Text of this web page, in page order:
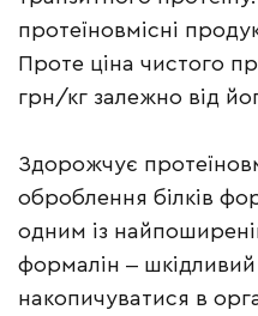
протеїновмісні
Проте ціна чистого
грн/кг залежно від
Здорожчує
оброблення білків
одним із
формалін ‒ шкідливий
накопичуватися в